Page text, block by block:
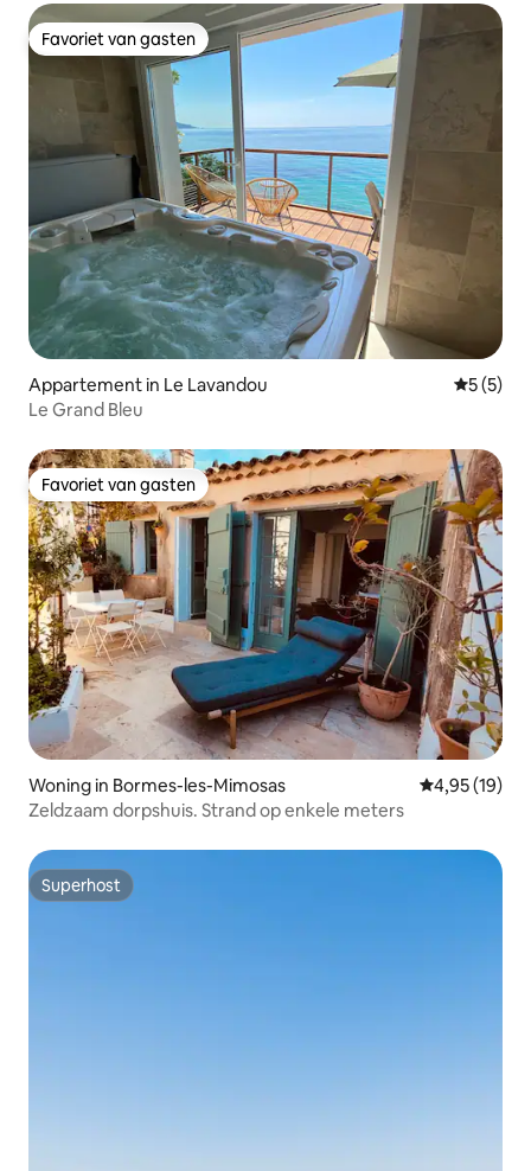
Favoriet van gasten
Favoriet van gasten
Appartement in Le Lavandou
5 (5)
Le Grand Bleu
Favoriet van gasten
Favoriet van gasten
Woning in Bormes-les-Mimosas Gemiddelde
4,95 (19)
Zeldzaam dorpshuis. Strand op enkele meters
Superhost
Superhost